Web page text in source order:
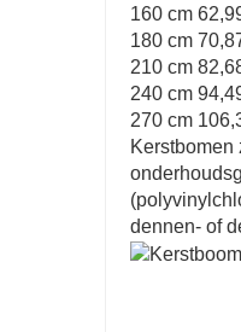
160 cm
180 cm
210 cm
240 cm
270 cm
dennen- of